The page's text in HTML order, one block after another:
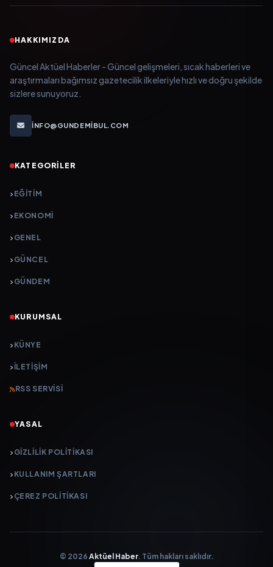
HAKKIMIZDA
Güncel Aktüel Haberler - Güncel gelişmeleri, sıcak haberleri ve
araştırmaları bağımsız gazetecilik ilkeleriyle hızlı ve doğru şekilde
sizlere sunuyoruz.
INFO@GUNDEMIBUL.COM
KATEGORILER
EĞITIM
EKONOMI
GENEL
GÜNCEL
GÜNDEM
KURUMSAL
KÜNYE
İLETIŞIM
RSS SERVISI
YASAL
GIZLILIK POLITIKASI
KULLANIM ŞARTLARI
ÇEREZ POLITIKASI
© 2026 Aktüel Haber. Tüm hakları saklıdır.